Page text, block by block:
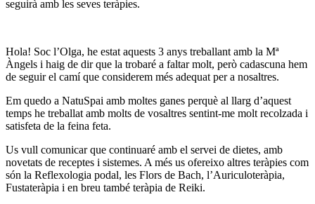
seguirà amb les seves teràpies.
Hola! Soc l’Olga, he estat aquests 3 anys treballant amb la Mª
Àngels i haig de dir que la trobaré a faltar molt, però cadascuna hem
de seguir el camí que considerem més adequat per a nosaltres.
Em quedo a NatuSpai amb moltes ganes perquè al llarg d’aquest
temps he treballat amb molts de vosaltres sentint-me molt recolzada i
satisfeta de la feina feta.
Us vull comunicar que continuaré amb el servei de dietes, amb
novetats de receptes i sistemes. A més us ofereixo altres teràpies com
són la Reflexologia podal, les Flors de Bach, l’Auriculoteràpia,
Fustateràpia i en breu també teràpia de Reiki.